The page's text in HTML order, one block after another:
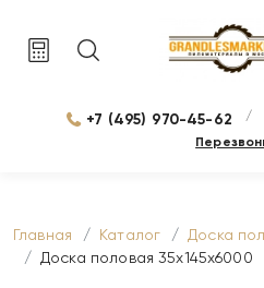
+7 (495) 970-45-62 /
Главная Каталог
Доска
Доска половая 35х145х6000